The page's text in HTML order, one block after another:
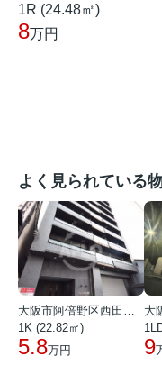
1R (24.48㎡)
8万円
よく見られている
大阪市阿倍野区西田辺町１丁目
1K (22.82㎡)
5.8万円 9